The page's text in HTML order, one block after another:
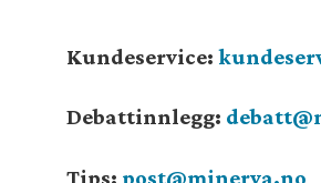
Kundeservice:
Debattinnlegg:
Tips: post@minerva.no